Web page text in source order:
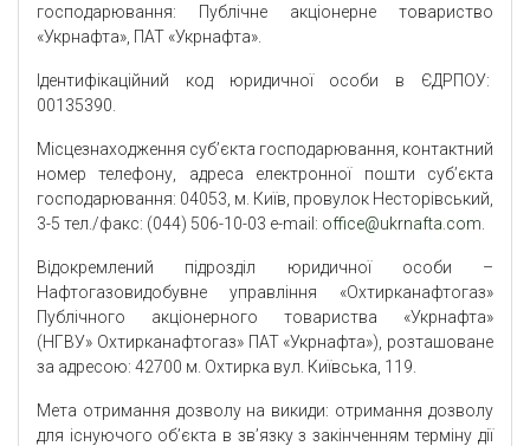
господарювання: Публічне акціонерне товариство
«Укрнафта», ПАТ «Укрнафта».
Ідентифікаційний код юридичної особи в ЄДРПОУ:
00135390.
Місцезнаходження суб’єкта господарювання, контактний
номер телефону, адреса електронної пошти суб’єкта
господарювання: 04053, м. Київ, провулок Несторівський,
3-5 тел./факс: (044) 506-10-03 e-mail: office@ukrnafta.com
Відокремлений підрозділ юридичної особи –
Нафтогазовидобувне управління «Охтирканафтогаз»
Публічного акціонерного товариства «Укрнафта»
(НГВУ» Охтирканафтогаз» ПАТ «Укрнафта»), розташоване
за адресою: 42700 м. Охтирка вул. Київська, 119.
Мета отримання дозволу на викиди: отримання дозволу
для існуючого об’єкта в зв’язку з закінченням терміну дії